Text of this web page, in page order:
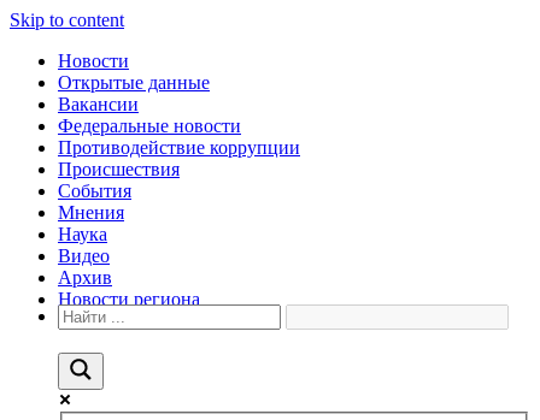
Skip to content
Новости
Открытые данные
Вакансии
Федеральные новости
Противодействие коррупции
Происшествия
События
Мнения
Наука
Видео
Архив
Новости региона